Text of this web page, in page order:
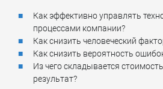
Как эффективно управлять
процессами компании?
Как снизить человеческий
Как снизить вероятность
Из чего складывается
результат?